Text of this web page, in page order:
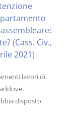
(Cass. Civ.,
2021)
lavori di
disposto